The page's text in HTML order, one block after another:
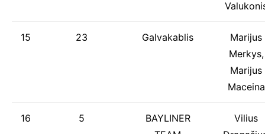
15 23 Galvakablis
Marijus
Merkys,
Marijus
Maceina
16 5
BAYLINER
Vilius